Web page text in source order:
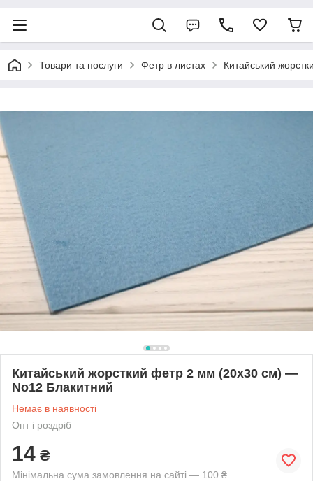
Товари та послуги Фетр в листах Китайський
Китайський жорсткий фетр 2 мм (20х30 см) —
No12 Блакитний
Немає в наявності
Опт і роздріб
14 ₴
Мінімальна сума замовлення на сайті — 100 ₴